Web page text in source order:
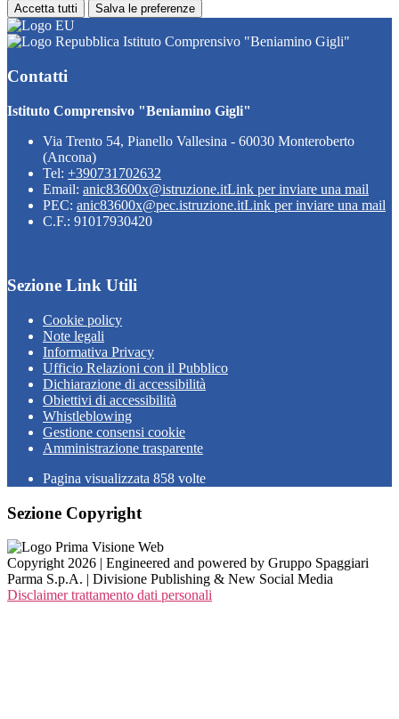
Accetta tutti Salva le preferenze
Istituto Comprensivo "Beniamino Gigli"
Contatti
Istituto Comprensivo "Beniamino Gigli"
Via Trento 54, Pianello Vallesina - 60030 Monteroberto
(Ancona)
Tel: +390731702632
Email: anic83600x@istruzione.itLink per inviare una mail
PEC: anic83600x@pec.istruzione.itLink per inviare una mail
C.F.: 91017930420
Sezione Link Utili
Cookie policy
Note legali
Informativa Privacy
Ufficio Relazioni con il Pubblico
Dichiarazione di accessibilità
Obiettivi di accessibilità
Whistleblowing
Gestione consensi cookie
Amministrazione trasparente
Pagina visualizzata 858 volte
Sezione Copyright
Copyright 2026 | Engineered and powered by Gruppo Spaggiari
Parma S.p.A. | Divisione Publishing & New Social Media
Disclaimer trattamento dati personali